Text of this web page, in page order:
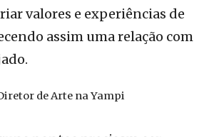
valores e experiências de
assim uma relação com
de Arte na Yampi